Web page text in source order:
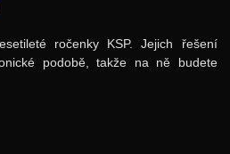
ročenky KSP. Jejich řešení
podobě, takže na ně budete